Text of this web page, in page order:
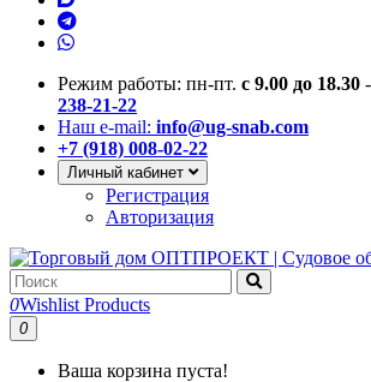
Режим работы: пн-пт. с 9.00 до 18.30
238-21-22
Наш e-mail: info@ug-snab.com
+7 (918) 008-02-22
Личный кабинет
Регистрация
Авторизация
0Wishlist Products
0
Ваша корзина пуста!